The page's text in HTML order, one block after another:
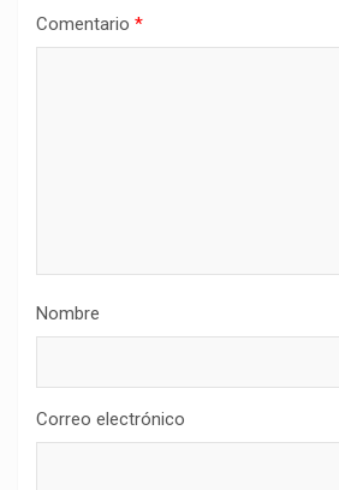
Comentario *
Nombre
Correo electrónico